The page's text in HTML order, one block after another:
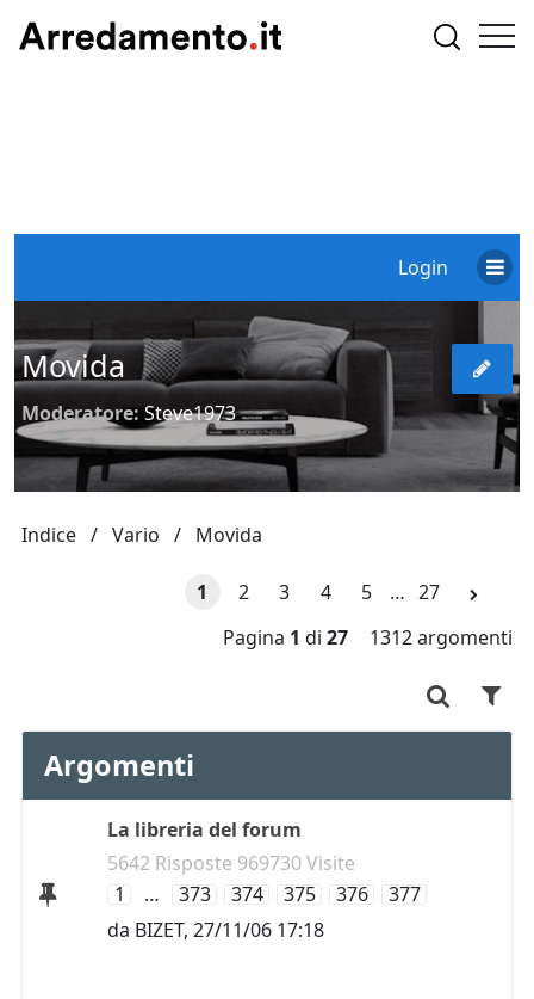
Login
Movida
Moderatore:Steve1973
Indice Vario Movida
1 2 3 4 5 … 27
Pagina 1 di 27 1312 argomenti
Argomenti
La libreria del forum
5642 Risposte 969730 Visite
1
… 373 374 375 376
377
da BIZET, 27/11/06 17:18